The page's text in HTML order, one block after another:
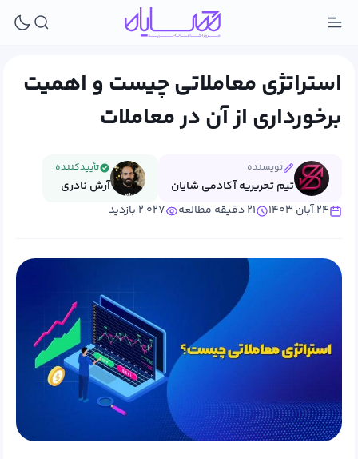
استراتژی معاملاتی چیست و اهمیت
برخورداری از آن در معاملات
نویسنده
تیم تحریریه آکادمی شایان
تأییدکننده
آرش نادری
۲۴ آبان ۱۴۰۳
۲۱ دقیقه مطالعه ۲,۰۲۷ بازدید